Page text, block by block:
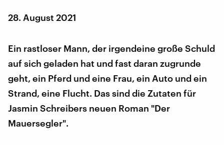
28. August 2021
Ein rastloser Mann, der irgendeine große Schuld
auf sich geladen hat und fast daran zugrunde
geht, ein Pferd und eine Frau, ein Auto und ein
Strand, eine Flucht. Das sind die Zutaten für
Jasmin Schreibers neuen Roman "Der
Mauersegler".